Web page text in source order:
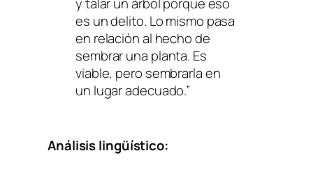
es un delito. Lo mismo pasa
en relación al hecho de
sembrar una planta. Es
viable, pero sembrarla en
un lugar adecuado.”
Análisis lingüístico: